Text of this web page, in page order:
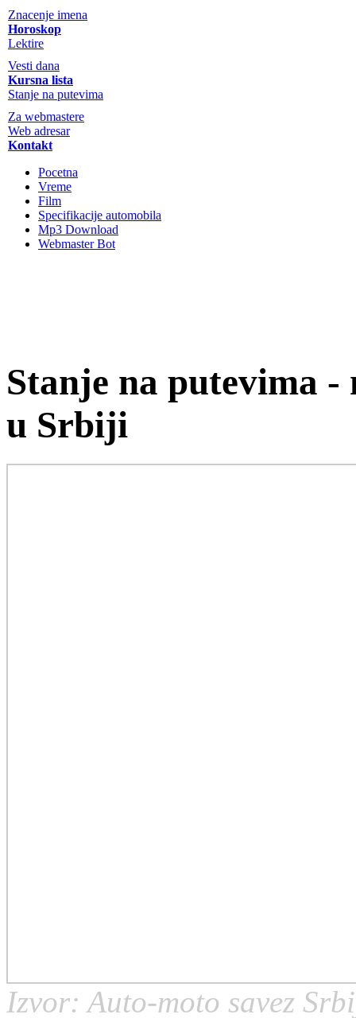
Znacenje imena
Horoskop
Lektire
Vesti dana
Kursna lista
Stanje na putevima
Za webmastere
Web adresar
Kontakt
Pocetna
Vreme
Film
Specifikacije automobila
Mp3 Download
Webmaster Bot
Stanje na putevima
u Srbiji
Izvor: Auto-moto savez